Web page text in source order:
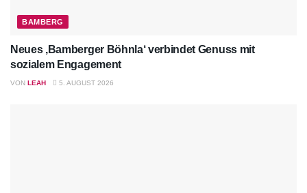
BAMBERG
Neues ‚Bamberger Böhnla‘ verbindet Genuss mit
sozialem Engagement
VON LEAH 5. AUGUST 2026